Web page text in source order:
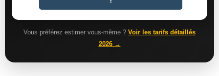
Vous préférez estimer vous-même ? Voir les tarifs détaillés
2026 →